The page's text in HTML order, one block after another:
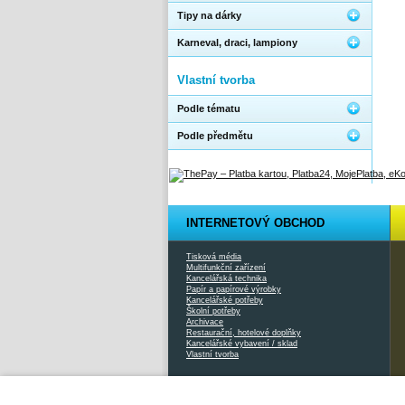
Tipy na dárky
Karneval, draci, lampiony
Vlastní tvorba
Podle tématu
Podle předmětu
INTERNETOVÝ OBCHOD
Tisková média
Multifunkční zařízení
Kancelářská technika
Papír a papírové výrobky
Kancelářské potřeby
Školní potřeby
Archivace
Restaurační, hotelové doplňky
Kancelářské vybavení / sklad
Vlastní tvorba